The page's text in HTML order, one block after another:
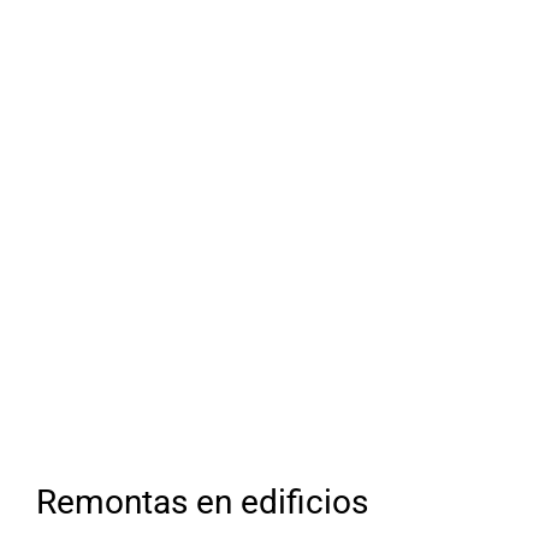
Remontas en edificios